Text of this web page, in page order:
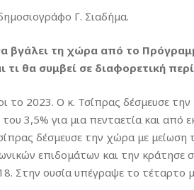
Γ. Σιαδήμα.
βγάλει τη χώρα από το
θα συμβεί σε διαφορετική
το 2023. Ο κ. Τσίπρας δέσμευσε
3,5% για μια πενταετία και από
δέσμευσε την χώρα με μείωση
επιδομάτων και την κράτησε
Στην ουσία υπέγραψε το τέταρτο